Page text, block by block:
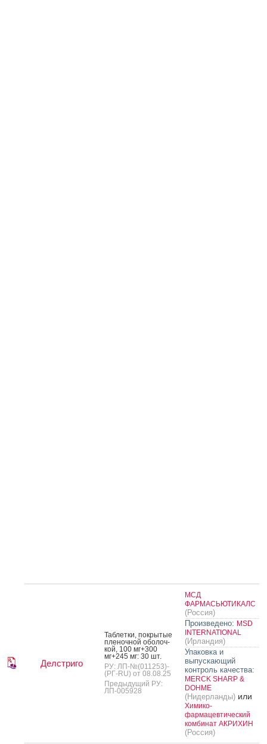
Делстриго
Таб­летки, пок­ры­тые
пле­ноч­ной обо­лоч­
кой, 100 мг+300
мг+245 мг: 30 шт.
РУ: ЛП-№(011253)-
(РГ-RU) от 08.08.25
Предыдущий РУ:
ЛП-005928
МСД
ФАРМАСЬЮТИКАЛС
(Россия)
Произведено: MSD
INTERNATIONAL
(Ирландия)
Упаковка и
выпускающий
контроль качества:
MERCK SHARP &
DOHME
(Нидерланды) или
Химико-
фармацевтический
комбинат АКРИХИН
(Россия)